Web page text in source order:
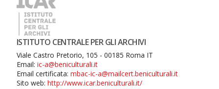
ISTITUTO CENTRALE PER GLI ARCHIVI
Viale Castro Pretorio, 105 - 00185 Roma IT
Email: ic-a@beniculturali.it
Email certificata: mbac-ic-a@mailcert.beniculturali.it
Sito web: http://www.icar.beniculturali.it/